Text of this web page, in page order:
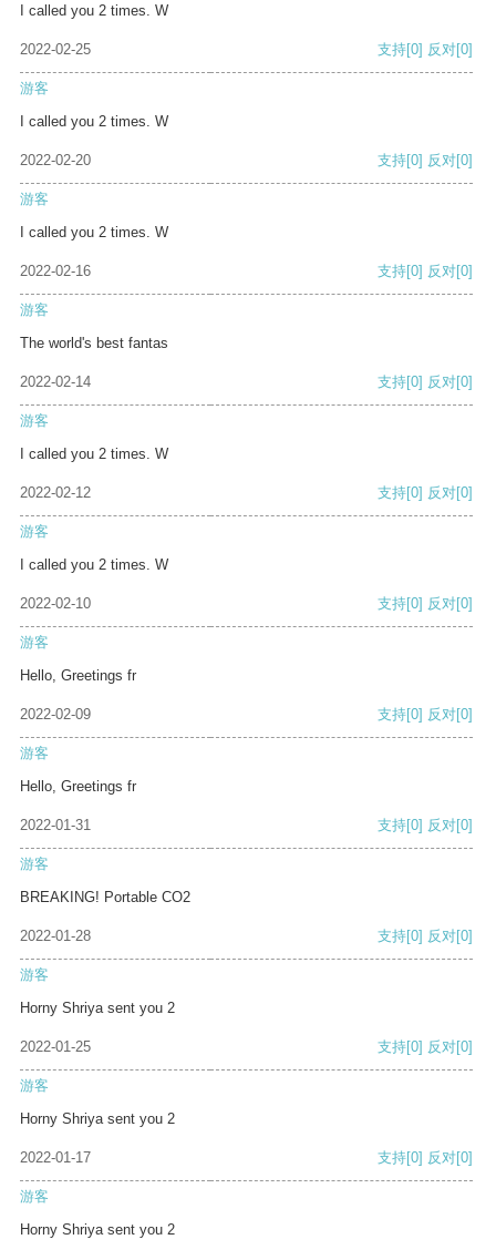
I called you 2 times. W
2022-02-25 支持[0] 反对[0]
游客
I called you 2 times. W
2022-02-20 支持[0] 反对[0]
游客
I called you 2 times. W
2022-02-16 支持[0] 反对[0]
游客
The world's best fantas
2022-02-14 支持[0] 反对[0]
游客
I called you 2 times. W
2022-02-12 支持[0] 反对[0]
游客
I called you 2 times. W
2022-02-10 支持[0] 反对[0]
游客
Hello, Greetings fr
2022-02-09 支持[0] 反对[0]
游客
Hello, Greetings fr
2022-01-31 支持[0] 反对[0]
游客
BREAKING! Portable CO2
2022-01-28 支持[0] 反对[0]
游客
Horny Shriya sent you 2
2022-01-25 支持[0] 反对[0]
游客
Horny Shriya sent you 2
2022-01-17 支持[0] 反对[0]
游客
Horny Shriya sent you 2